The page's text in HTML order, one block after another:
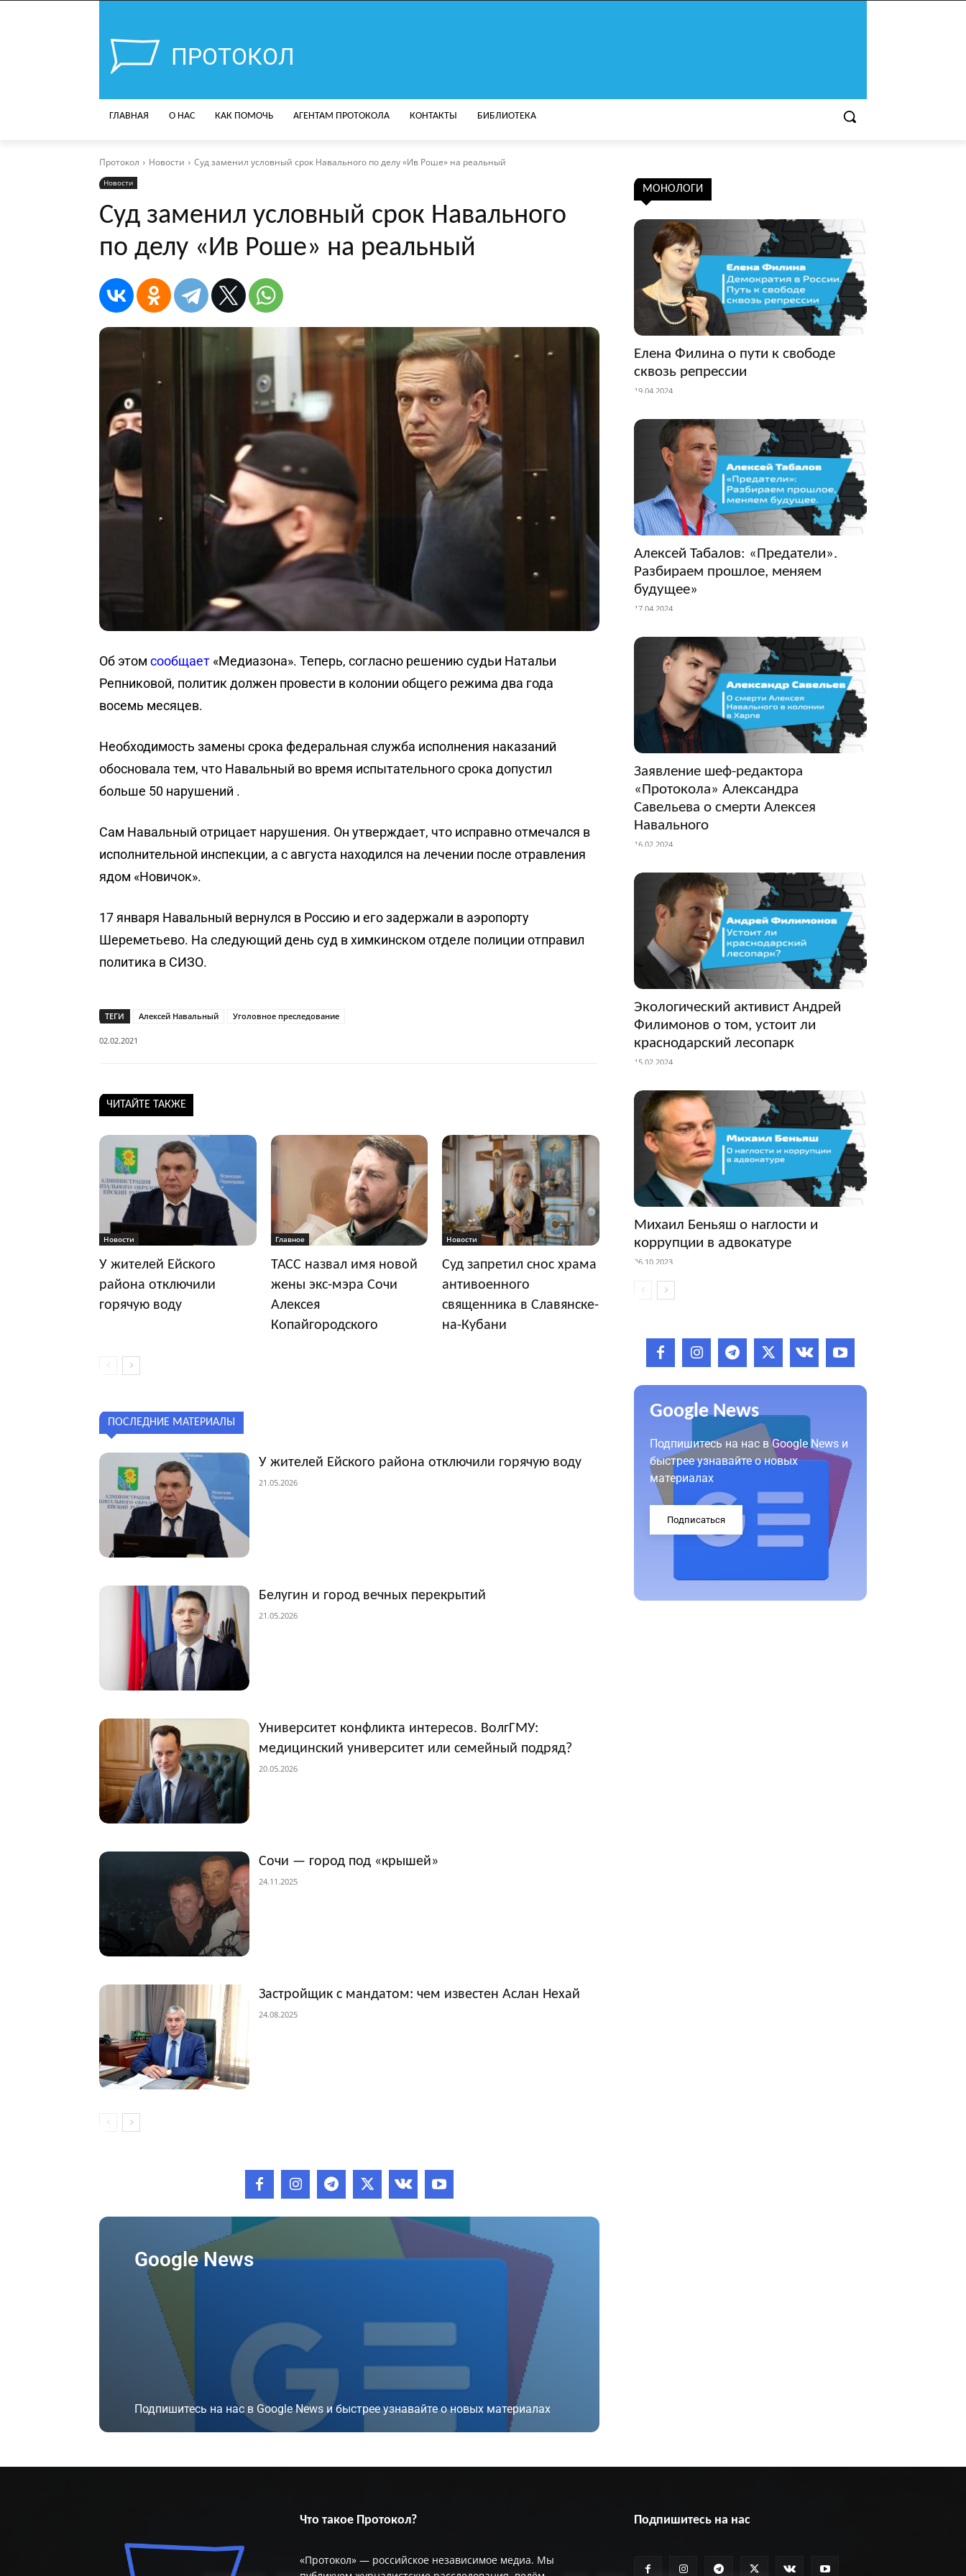
ПРОТОКОЛ
ГЛАВНАЯ О НАС КАК ПОМОЧЬ АГЕНТАМ ПРОТОКОЛА КОНТАКТЫ БИБЛИОТЕКА
Протокол Новости Суд заменил условный срок Навального по делу «Ив Роше» на реальный
Новости
Суд заменил условный срок Навального
по делу «Ив Роше» на реальный
Об этом сообщает «Медиазона». Теперь, согласно решению судьи Натальи
Репниковой, политик должен провести в колонии общего режима два года
восемь месяцев.
Необходимость замены срока федеральная служба исполнения наказаний
обосновала тем, что Навальный во время испытательного срока допустил
больше 50 нарушений .
Сам Навальный отрицает нарушения. Он утверждает, что исправно отмечался в
исполнительной инспекции, а с августа находился на лечении после отравления
ядом «Новичок».
17 января Навальный вернулся в Россию и его задержали в аэропорту
Шереметьево. На следующий день суд в химкинском отделе полиции отправил
политика в СИЗО.
ТЕГИ Алексей Навальный Уголовное преследование
02.02.2021
ЧИТАЙТЕ ТАКЖЕ
Новости
У жителей Ейского
района отключили
горячую воду
Главное
ТАСС назвал имя новой
жены экс-мэра Сочи
Алексея
Копайгородского
Новости
Суд запретил снос храма
антивоенного
священника в Славянске-
на-Кубани
ПОСЛЕДНИЕ МАТЕРИАЛЫ
У жителей Ейского района отключили горячую воду
21.05.2026
Белугин и город вечных перекрытий
21.05.2026
Университет конфликта интересов. ВолгГМУ:
медицинский университет или семейный подряд?
20.05.2026
Сочи — город под «крышей»
24.11.2025
Застройщик с мандатом: чем известен Аслан Нехай
24.08.2025
Google News
Подпишитесь на нас в Google News и быстрее узнавайте о новых материалах
МОНОЛОГИ
Елена Филина о пути к свободе
сквозь репрессии
19.04.2024
Алексей Табалов: «Предатели».
Разбираем прошлое, меняем
будущее»
17.04.2024
Заявление шеф-редактора
«Протокола» Александра
Савельева о смерти Алексея
Навального
16.02.2024
Экологический активист Андрей
Филимонов о том, устоит ли
краснодарский лесопарк
15.02.2024
Михаил Беньяш о наглости и
коррупции в адвокатуре
26.10.2023
Google News
Подпишитесь на нас в Google News и
быстрее узнавайте о новых
материалах
Подписаться
Что такое Протокол?
«Протокол» — российское независимое медиа. Мы
Подпишитесь на нас